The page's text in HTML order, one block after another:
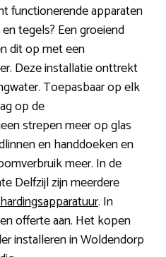
functionerende apparaten
tegels? Een groeiend
dit op met een
Deze installatie onttrekt
Toepasbaar op elk
op de
strepen meer op glas
en handdoeken en
meer. In de
Delfzijl zijn meerdere
. In
offerte aan. Het kopen
installeren in Woldendorp